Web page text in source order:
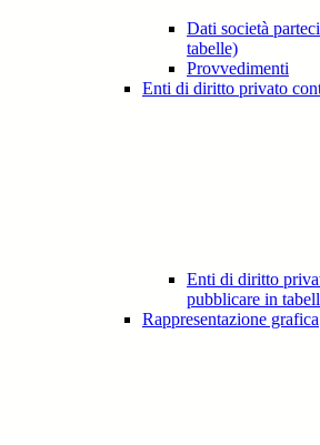
Dati società
tabelle)
Provvedimenti
Enti di diritto privato
Enti di diritto
pubblicare in
Rappresentazione grafica